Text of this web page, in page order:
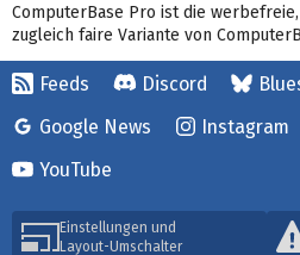
ComputerBase Pro ist die
zugleich faire Variante von
Feeds Discord
Google News
Instagram
YouTube
Einstellungen und
Layout-Umschalter